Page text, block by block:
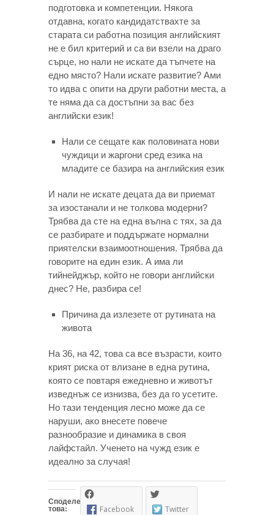
подготовка и компетенции. Някога
отдавна, когато кандидатствахте за
старата си работна позиция английският
не е бил критерий и са ви взели на драго
сърце, но нали не искате да тъпчете на
едно място? Нали искате развитие? Ами
то идва с опити на други работни места, а
те няма да са достъпни за вас без
английски език!
Нали се сещате как половината нови
чуждици и жаргони сред езика на
младите се базира на английския език
И нали не искате децата да ви приемат
за изостанали и не толкова модерни?
Трябва да сте на една вълна с тях, за да
се разбирате и поддържате нормални
приятелски взаимоотношения. Трябва да
говорите на един език. А има ли
тийнейджър, който не говори английски
днес? Не, разбира се!
Причина да излезете от рутината на
живота
На 36, на 42, това са все възрасти, които
крият риска от влизане в една рутина,
която се повтаря ежедневно и животът
изведнъж се изнизва, без да го усетите.
Но тази тенденция лесно може да се
наруши, ако внесете повече
разнообразие и динамика в своя
лайфстайл. Ученето на чужд език е
идеално за случая!
Споделете
това: Facebook Twitter